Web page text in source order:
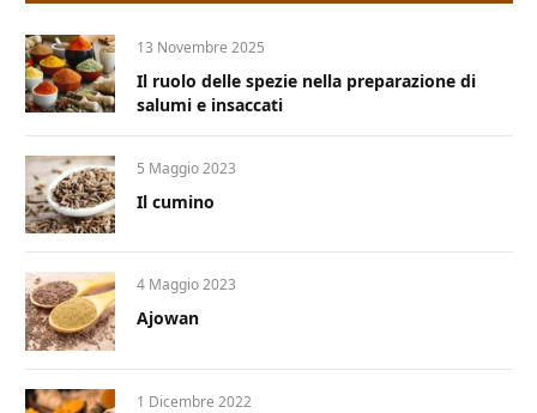
13 Novembre 2025
Il ruolo delle spezie nella preparazione di
salumi e insaccati
5 Maggio 2023
Il cumino
4 Maggio 2023
Ajowan
1 Dicembre 2022